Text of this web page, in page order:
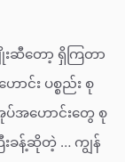
ဆီတော့ ရှိကြတာ
ာင်း ပစ္စည်း စု
ပ်အဟောင်းတွေ စု
းခန့်ဆိုတဲ့ … ကျွန်